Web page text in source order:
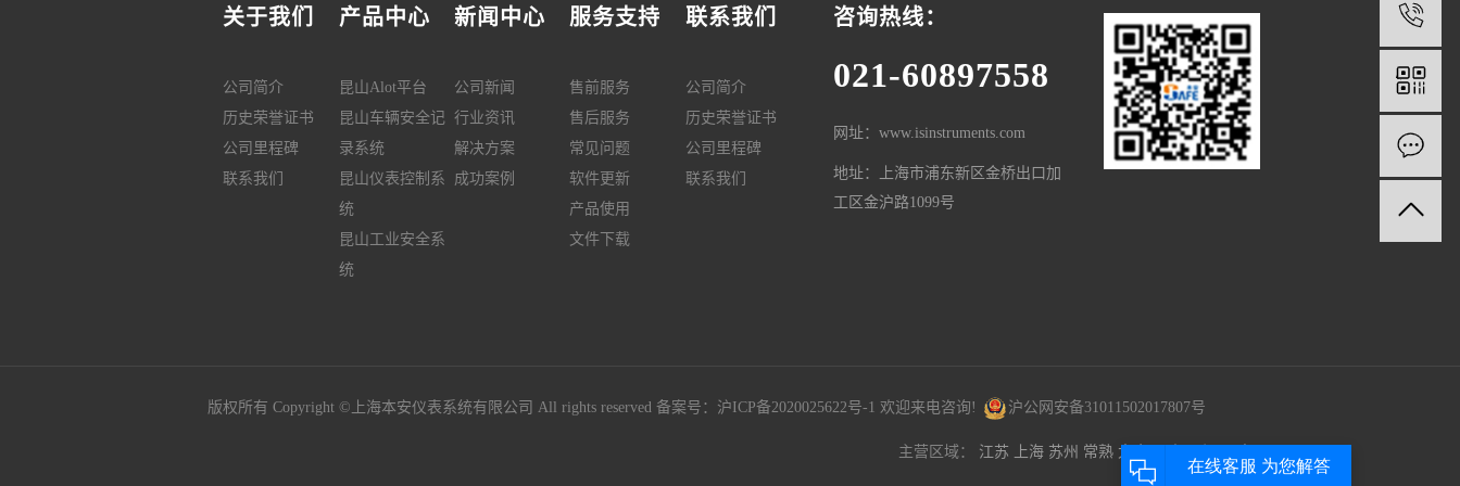
关于我们
公司简介
历史荣誉证书
公司里程碑
联系我们
产品中心
昆山Alot平台
昆山车辆安全记
录系统
昆山仪表控制系
统
昆山工业安全系
统
新闻中心
公司新闻
行业资讯
解决方案
成功案例
服务支持
售前服务
售后服务
常见问题
软件更新
产品使用
文件下载
联系我们
公司简介
历史荣誉证书
公司里程碑
联系我们
咨询热线：
021-60897558
网址：www.isinstruments.com
地址：上海市浦东新区金桥出口加
工区金沪路1099号
版权所有 Copyright ©上海本安仪表系统有限公司 All rights reserved 备案号： 沪ICP备2020025622号-1 欢迎来电咨询! 沪公网安备31011502017807号
主营区域： 江苏 上海 苏州 常熟 太仓